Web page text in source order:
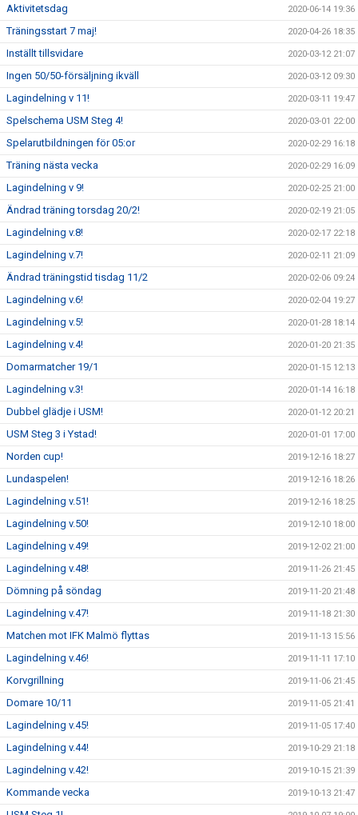
Aktivitetsdag 2020-06-14 19:36
Träningsstart 7 maj! 2020-04-26 18:35
Inställt tillsvidare 2020-03-12 21:07
Ingen 50/50-försäljning ikväll 2020-03-12 09:30
Lagindelning v 11! 2020-03-11 19:47
Spelschema USM Steg 4! 2020-03-01 22:00
Spelarutbildningen för 05:or 2020-02-29 16:18
Träning nästa vecka 2020-02-29 16:09
Lagindelning v 9! 2020-02-25 21:00
Ändrad träning torsdag 20/2! 2020-02-19 21:05
Lagindelning v.8! 2020-02-17 22:18
Lagindelning v.7! 2020-02-11 21:09
Ändrad träningstid tisdag 11/2 2020-02-06 09:24
Lagindelning v.6! 2020-02-04 19:27
Lagindelning v.5! 2020-01-28 18:14
Lagindelning v.4! 2020-01-20 21:35
Domarmatcher 19/1 2020-01-15 12:13
Lagindelning v.3! 2020-01-14 16:18
Dubbel glädje i USM! 2020-01-12 20:21
USM Steg 3 i Ystad! 2020-01-01 17:00
Norden cup! 2019-12-16 18:27
Lundaspelen! 2019-12-16 18:26
Lagindelning v.51! 2019-12-16 18:25
Lagindelning v.50! 2019-12-10 18:00
Lagindelning v.49! 2019-12-02 21:00
Lagindelning v.48! 2019-11-26 21:45
Dömning på söndag 2019-11-20 21:48
Lagindelning v.47! 2019-11-18 21:30
Matchen mot IFK Malmö flyttas 2019-11-13 15:56
Lagindelning v.46! 2019-11-11 17:10
Korvgrillning 2019-11-06 21:45
Domare 10/11 2019-11-05 21:41
Lagindelning v.45! 2019-11-05 17:40
Lagindelning v.44! 2019-10-29 21:18
Lagindelning v.42! 2019-10-15 21:39
Kommande vecka 2019-10-13 21:47